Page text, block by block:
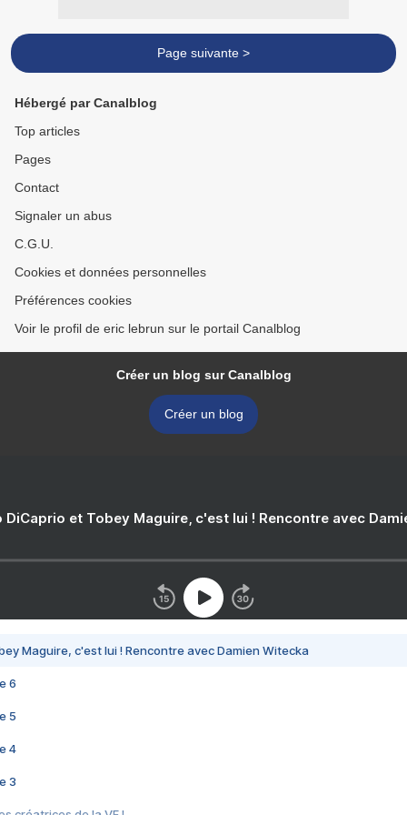
Page suivante >
Hébergé par Canalblog
Top articles
Pages
Contact
Signaler un abus
C.G.U.
Cookies et données personnelles
Préférences cookies
Voir le profil de eric lebrun sur le portail Canalblog
Créer un blog sur Canalblog
Créer un blog
DiCaprio et Tobey Maguire, c'est lui ! Rencontre avec
Maguire, c'est lui ! Rencontre avec Damien Witecka
6
5
4
3